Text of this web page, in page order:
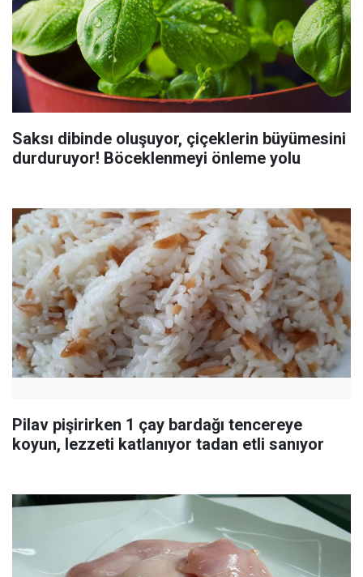
Saksı dibinde oluşuyor, çiçeklerin büyümesini
durduruyor! Böceklenmeyi önleme yolu
Pilav pişirirken 1 çay bardağı tencereye
koyun, lezzeti katlanıyor tadan etli sanıyor